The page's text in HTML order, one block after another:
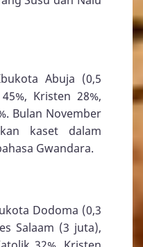
Abuja (0,5
Kristen 28%,
Bulan November
kaset dalam
Gwandara.
Dodoma (0,3
Salaam (3 juta),